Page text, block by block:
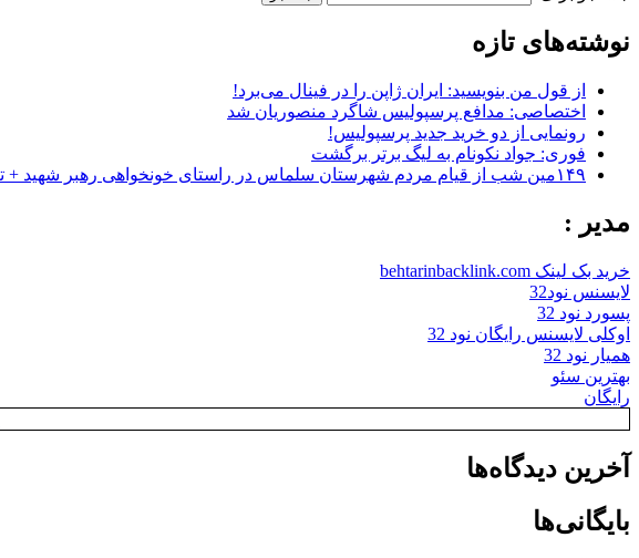
نوشته‌های تازه
از قول من بنویسید: ایران ژاپن را در فینال می‌برد!
اختصاصی: مدافع پرسپولیس شاگرد منصوریان شد
رونمایی از دو خرید جدید پرسپولیس!
فوری: جواد نکونام به لیگ برتر برگشت
۱۴۹مین شب از قیام مردم شهرستان سلماس در راستای خونخواهی رهبر شهید + تصاویر
مدیر :
خرید بک لینک behtarinbacklink.com
لایسنس نود32
پسورد نود 32
اوکلی لایسنس رایگان نود 32
همیار نود 32
بهترین سئو
رایگان
آخرین دیدگاه‌ها
بایگانی‌ها